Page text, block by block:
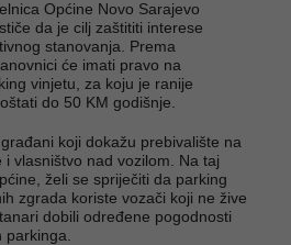
Općine Novo Sarajevo
da je cilj zaštititi interese
stanovanja. Prema
će imati pravo na
vinjetu, za koju je ranije
do 50 KM godišnje.
koji dokažu prebivalište na
vlasništvo nad vozilom. Na taj
želi se spriječiti da parking
zgrada koriste vozači koji ne žive
dobili određene pogodnosti